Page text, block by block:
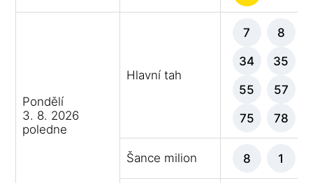
Pondělí
3. 8. 2026
poledne
Hlavní tah
7 8
34 35
55 57
75 78
Šance milion 8 1